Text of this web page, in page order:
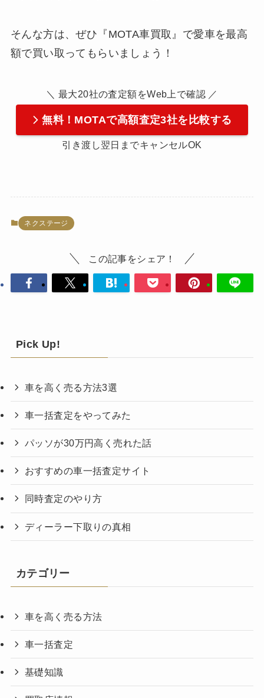
そんな方は、ぜひ『MOTA車買取』で愛車を最高
額で買い取ってもらいましょう！
＼ 最大20社の査定額をWeb上で確認 ／
無料！MOTAで高額査定3社を比較する
引き渡し翌日までキャンセルOK
ネクステージ
この記事をシェア！
Pick Up!
車を高く売る方法3選
車一括査定をやってみた
パッソが30万円高く売れた話
おすすめの車一括査定サイト
同時査定のやり方
ディーラー下取りの真相
カテゴリー
車を高く売る方法
車一括査定
基礎知識